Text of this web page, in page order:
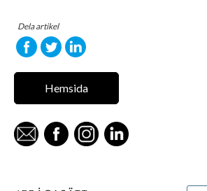
Dela artikel
Hemsida